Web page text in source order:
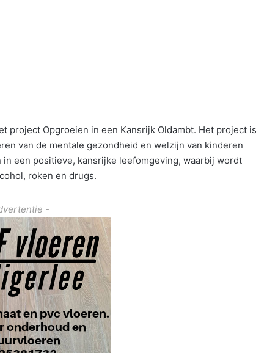
project Opgroeien in een Kansrijk Oldambt. Het project is
van de mentale gezondheid en welzijn van kinderen
een positieve, kansrijke leefomgeving, waarbij wordt
roken en drugs.
-